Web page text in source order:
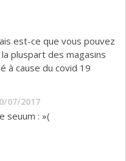
est-ce que vous pouvez
pluspart des magasins
à cause du covid 19
07/2017
seuum : »(